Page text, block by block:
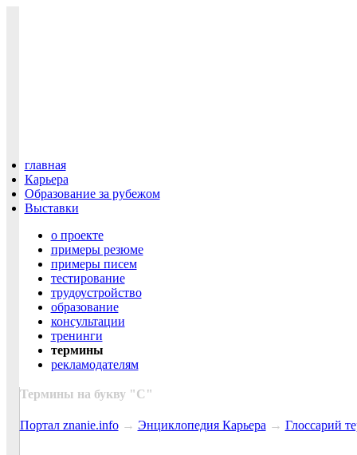
главная
Карьера
Образование за рубежом
Выставки
о проекте
примеры резюме
примеры писем
тестирование
трудоустройство
образование
консультации
тренинги
термины
рекламодателям
Термины на букву "C "
Портал znanie.info→ Энциклопедия Карьера → Глосcарий